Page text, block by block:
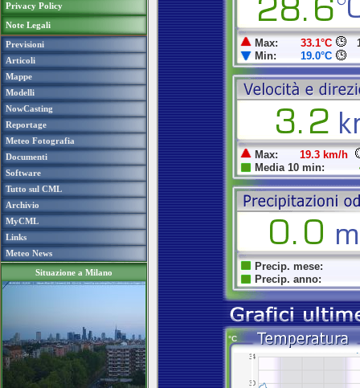
Privacy Policy
Note Legali
Previsioni
Articoli
Mappe
Modelli
NowCasting
Reportage
Meteo Fotografia
Documenti
Software
Tutto sul CML
Archivio
MyCML
Links
Meteo News
Situazione a Milano